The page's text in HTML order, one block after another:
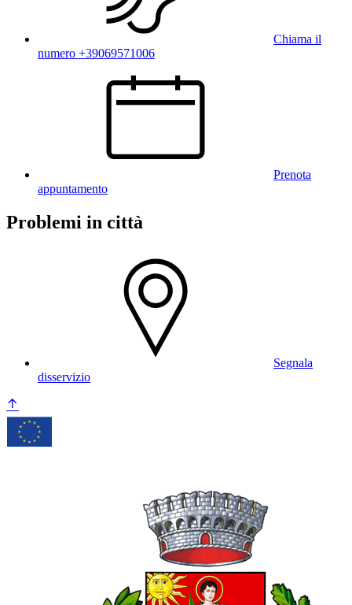
Chiama il
numero +39069571006
Prenota
appuntamento
Problemi in città
Segnala
disservizio